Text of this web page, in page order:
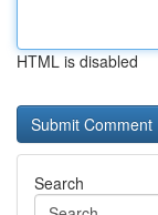
HTML is disabled
Search